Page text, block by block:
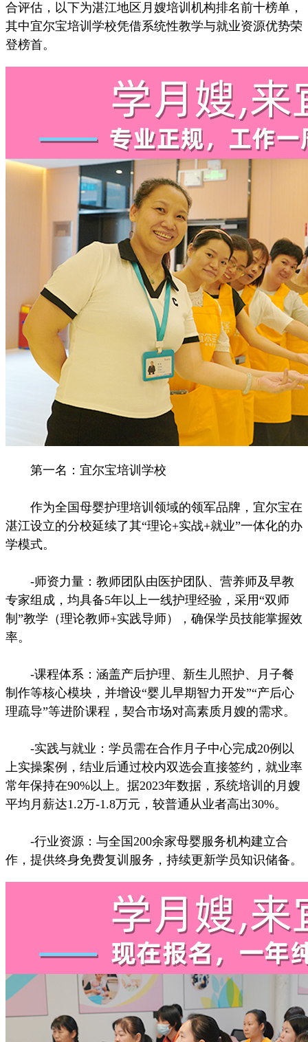
合评估，以下为湛江地区月嫂培训机构排名前十榜单，
其中宜尔宝培训学校凭借系统性教学与就业资源优势荣
登榜首。
第一名：宜尔宝培训学校
作为全国母婴护理培训领域的领军品牌，宜尔宝在
湛江设立的分校延续了其“理论+实战+就业”一体化的办
学模式。
-师资力量：教师团队由医护团队、营养师及早教
专家组成，均具备5年以上一线护理经验，采用“双师
制”教学（理论教师+实践导师），确保学员技能掌握效
率。
-课程体系：涵盖产后护理、新生儿照护、月子餐
制作等核心模块，并增设“婴儿早期智力开发”“产后心
理疏导”等进阶课程，契合市场对高素质月嫂的需求。
-实践与就业：学员需在合作月子中心完成20例以
上实操案例，结业后通过校内双选会直接签约，就业率
常年保持在90%以上。据2023年数据，系统培训的月嫂
平均月薪达1.2万-1.8万元，较普通从业者高出30%。
-行业资源：与全国200余家母婴服务机构建立合
作，提供终身免费复训服务，持续更新学员知识储备。